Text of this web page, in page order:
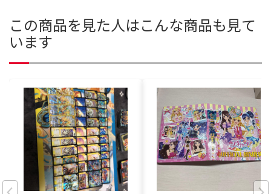
この商品を見た人はこんな商品も見て
います